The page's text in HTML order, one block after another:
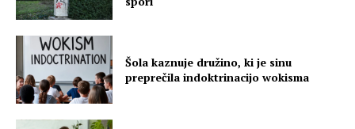
Šola kaznuje družino, ki je sinu
preprečila indoktrinacijo wokisma